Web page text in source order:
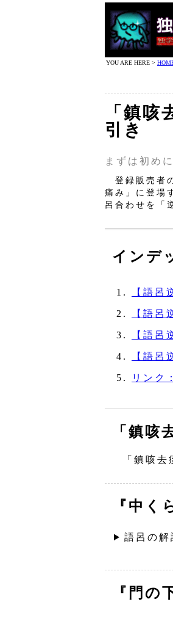
YOU ARE HERE >
「鎮
引き
まずは初め
登録販売者
痛み」に登場
呂合わせを「
インデ
【語呂
【語呂
【語呂
【語呂
リンク
「鎮咳
「鎮咳去
『中く
語呂の解
『門の